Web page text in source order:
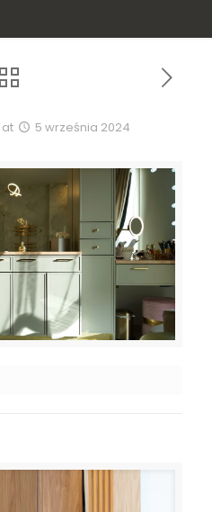
at 5 września 2024